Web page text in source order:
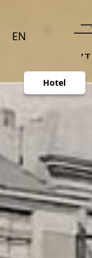
EN
Hotel